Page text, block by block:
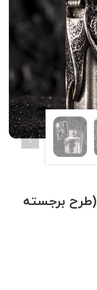
فندک بنزینی Custom Zippo (طرح برجسته